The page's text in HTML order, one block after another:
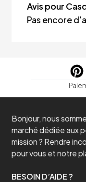
Avis pour
Pas encore
Bonjour, nous
marché dédiée aux
mission ? Rendre
pour vous et notre
BESOIN D’AIDE ?